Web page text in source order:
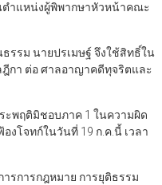
ตำแหน่งผู้พิพากษาหัวหน้าคณะ
รรม นายปรเมษฐ์ จึงใช้สิทธิ์ใน
กา ต่อ ศาลอาญาคดีทุจริตและ
ะพฤติมิชอบภาค 1 ในความผิด
โจทก์ในวันที่ 19 ก.ค.นี้ เวลา
รการกฎหมาย การยุติธรรม